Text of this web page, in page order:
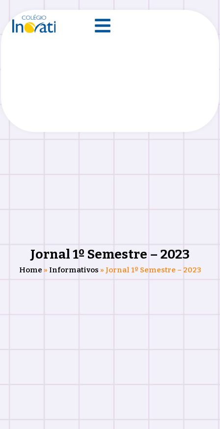
Jornal 1º Semestre – 2023
Home » Informativos » Jornal 1º Semestre – 2023